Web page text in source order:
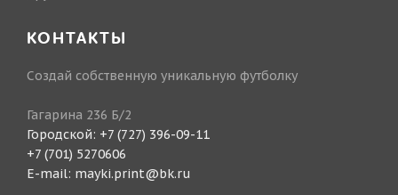
КОНТАКТЫ
Создай собственную уникальную футболку
Гагарина 236 Б/2
Городской: +7 (727) 396-09-11
+7 (701) 5270606
E-mail: mayki.print@bk.ru